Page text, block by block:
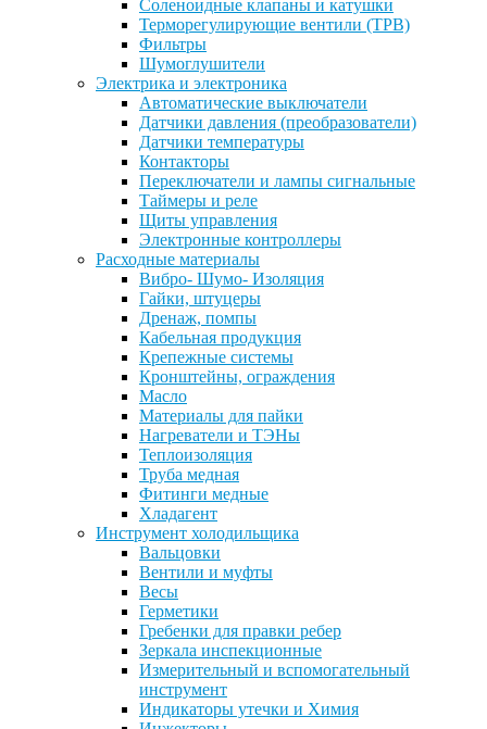
Соленоидные клапаны и катушки
Терморегулирующие вентили (ТРВ)
Фильтры
Шумоглушители
Электрика и электроника
Автоматические выключатели
Датчики давления (преобразователи)
Датчики температуры
Контакторы
Переключатели и лампы сигнальные
Таймеры и реле
Щиты управления
Электронные контроллеры
Расходные материалы
Вибро- Шумо- Изоляция
Гайки, штуцеры
Дренаж, помпы
Кабельная продукция
Крепежные системы
Кронштейны, ограждения
Масло
Материалы для пайки
Нагреватели и ТЭНы
Теплоизоляция
Труба медная
Фитинги медные
Хладагент
Инструмент холодильщика
Вальцовки
Вентили и муфты
Весы
Герметики
Гребенки для правки ребер
Зеркала инспекционные
Измерительный и вспомогательный
инструмент
Индикаторы утечки и Химия